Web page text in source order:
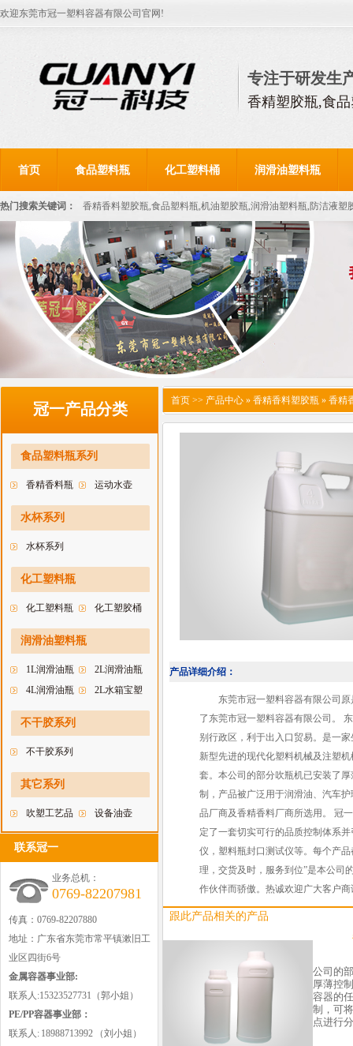
欢迎东莞市冠一塑料容器有限公司官网!
专注于研发生
香精塑胶瓶,食
首页 食品塑料瓶 化工塑料桶 润滑油塑料瓶
热门搜索关键词： 香精香料塑胶瓶,食品塑料瓶,机油塑胶瓶,润滑油塑料瓶,防洁液塑
冠一产品分类
食品塑料瓶系列
香精香料瓶 运动水壶
水杯系列
水杯系列
化工塑料瓶
化工塑料瓶 化工塑胶桶
润滑油塑料瓶
1L润滑油瓶
2L润滑油瓶
4L润滑油瓶
2L水箱宝塑
料瓶
不干胶系列
不干胶系列
其它系列
吹塑工艺品 设备油壶
联系冠一
业务总机：
0769-82207981
传真：0769-82207880
地址：广东省东莞市常平镇漱旧工
业区四街6号
金属容器事业部:
联系人:15323527731（郭小姐）
PE/PP容器事业部：
联系人: 18988713992 （刘小姐）
首页 >> 产品中心 » 香精香料塑胶瓶 » 香精
产品详细介绍：
东莞市冠一塑料容器有限公司原
了东莞市冠一塑料容器有限公司。
别行政区，利于出入口贸易。是一
新型先进的现代化塑料机械及注塑
套。本公司的部分吹瓶机已安装了
制，产品被广泛用于润滑油、汽车
品厂商及香精香料厂商所选用。 冠
定了一套切实可行的品质控制体系
仪，塑料瓶封口测试仪等。每个产
理，交货及时，服务到位”是本公司
作伙伴而骄傲。热诚欢迎广大客户
跟此产品相关的产品
公司的
厚薄控
容器的
制，可
点进行